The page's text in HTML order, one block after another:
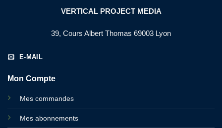
VERTICAL PROJECT MEDIA
39, Cours Albert Thomas 69003 Lyon
E-MAIL
Mon Compte
Mes commandes
Mes abonnements